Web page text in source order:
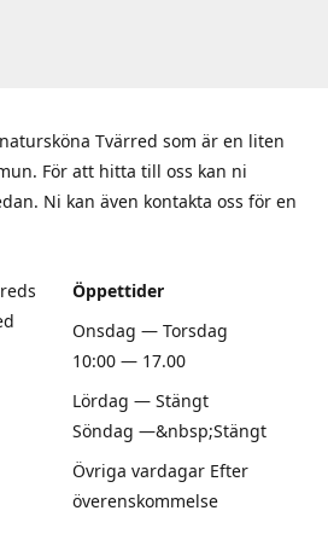
Tvärred som är en liten
För att hitta till oss kan ni
Ni kan även kontakta oss för en
Öppettider
Onsdag — Torsdag
10:00 — 17.00
Lördag — Stängt
Söndag —&nbsp;Stängt
Övriga vardagar Efter
överenskommelse